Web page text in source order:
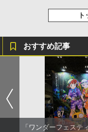
おすすめ記事
「ワンダーフェス